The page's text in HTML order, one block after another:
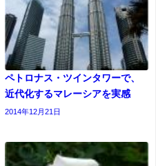
ペトロナス・ツインタワーで、
近代化するマレーシアを実感
2014年12月21日